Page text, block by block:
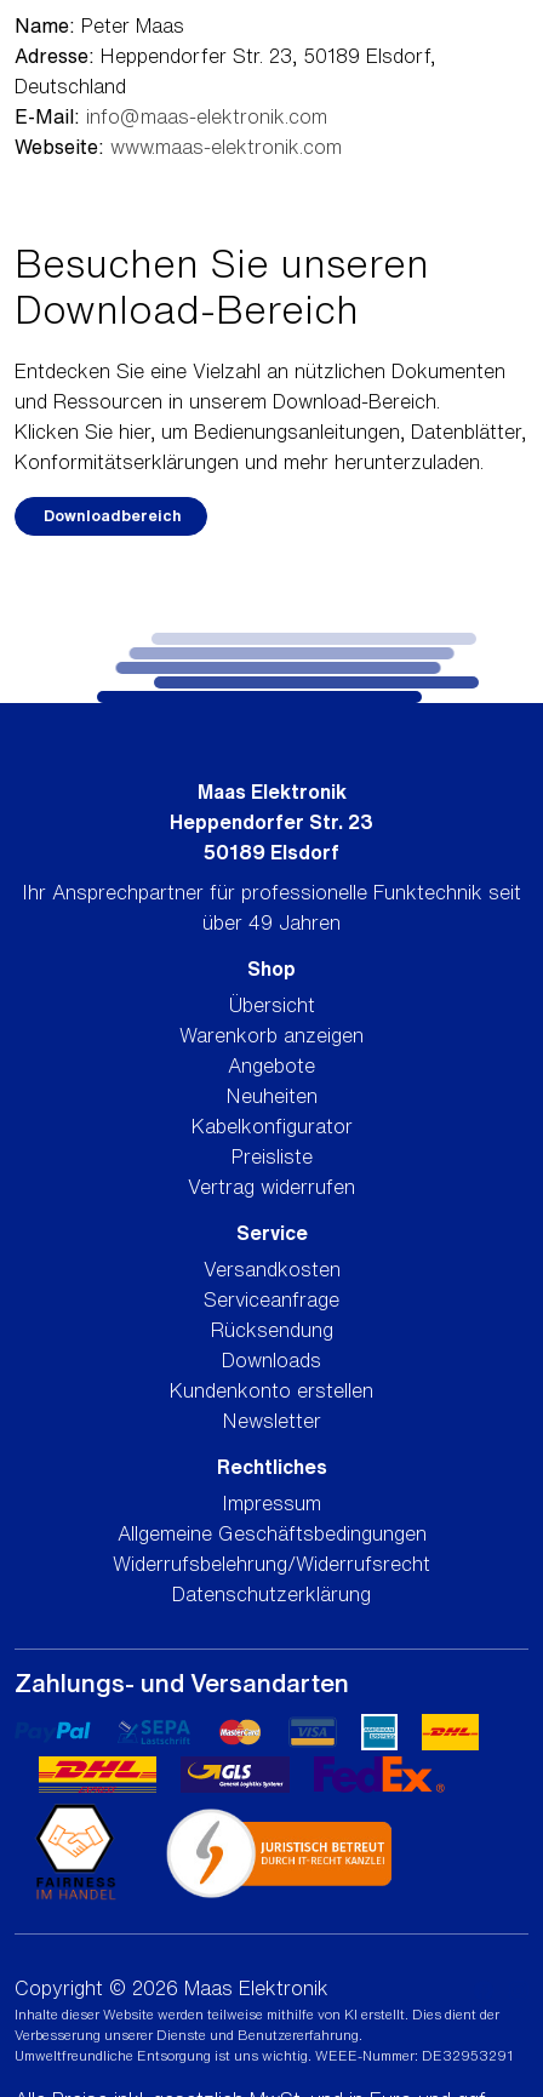
Name: Peter Maas
Adresse: Heppendorfer Str. 23, 50189 Elsdorf,
Deutschland
E-Mail: info@maas-elektronik.com
Webseite: www.maas-elektronik.com
Besuchen Sie unseren
Download-Bereich
Entdecken Sie eine Vielzahl an nützlichen Dokumenten
und Ressourcen in unserem Download-Bereich.
Klicken Sie hier, um Bedienungsanleitungen, Datenblätter,
Konformitätserklärungen und mehr herunterzuladen.
Downloadbereich
Shop
Übersicht
Warenkorb anzeigen
Angebote
Neuheiten
Kabelkonfigurator
Preisliste
Vertrag widerrufen
Service
Versandkosten
Serviceanfrage
Rücksendung
Downloads
Kundenkonto erstellen
Newsletter
Rechtliches
Impressum
Allgemeine Geschäftsbedingungen
Widerrufsbelehrung/Widerrufsrecht
Datenschutzerklärung
Maas Elektronik
Heppendorfer Str. 23
50189 Elsdorf
Ihr Ansprechpartner für professionelle Funktechnik seit
über 49 Jahren
Zahlungs- und Versandarten
Copyright © 2026 Maas Elektronik
Inhalte dieser Website werden teilweise mithilfe von KI erstellt. Dies dient der
Verbesserung unserer Dienste und Benutzererfahrung.
Umweltfreundliche Entsorgung ist uns wichtig. WEEE-Nummer: DE32953291